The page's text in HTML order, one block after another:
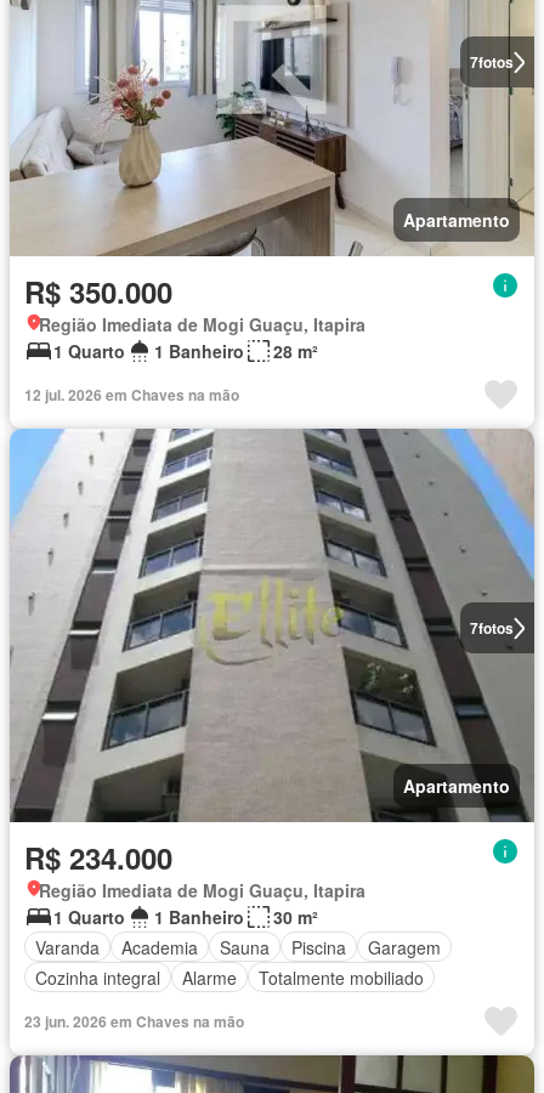
7fotos
Apartamento
R$ 350.000
Região Imediata de Mogi Guaçu, Itapira
1 Quarto
1 Banheiro 28 m²
12 jul. 2026 em Chaves na mão
7fotos
Apartamento
R$ 234.000
Região Imediata de Mogi Guaçu, Itapira
1 Quarto
1 Banheiro
30 m²
Varanda
Academia Sauna Piscina
Garagem
Cozinha integral
Alarme Totalmente mobiliado
23 jun. 2026 em Chaves na mão